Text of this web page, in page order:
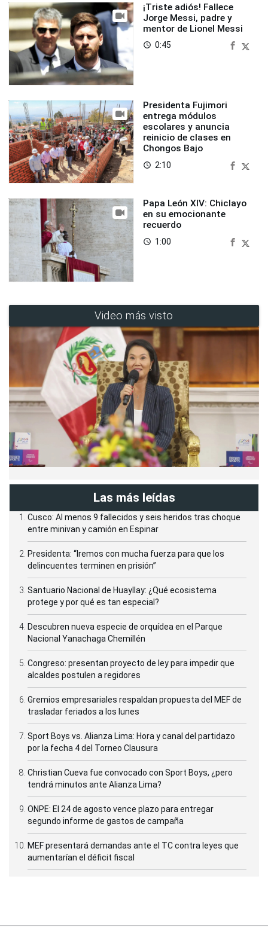
¡Triste adiós! Fallece
Jorge Messi, padre y
mentor de Lionel Messi
access_time 0:45
Presidenta Fujimori
entrega módulos
escolares y anuncia
reinicio de clases en
Chongos Bajo
access_time 2:10
Papa León XIV: Chiclayo
en su emocionante
recuerdo
access_time 1:00
Video más visto
Las más leídas
Cusco: Al menos 9 fallecidos y seis heridos tras choque
entre minivan y camión en Espinar
Presidenta: “Iremos con mucha fuerza para que los
delincuentes terminen en prisión”
Santuario Nacional de Huayllay: ¿Qué ecosistema
protege y por qué es tan especial?
Descubren nueva especie de orquídea en el Parque
Nacional Yanachaga Chemillén
Congreso: presentan proyecto de ley para impedir que
alcaldes postulen a regidores
Gremios empresariales respaldan propuesta del MEF de
trasladar feriados a los lunes
Sport Boys vs. Alianza Lima: Hora y canal del partidazo
por la fecha 4 del Torneo Clausura
Christian Cueva fue convocado con Sport Boys, ¿pero
tendrá minutos ante Alianza Lima?
ONPE: El 24 de agosto vence plazo para entregar
segundo informe de gastos de campaña
MEF presentará demandas ante el TC contra leyes que
aumentarían el déficit fiscal